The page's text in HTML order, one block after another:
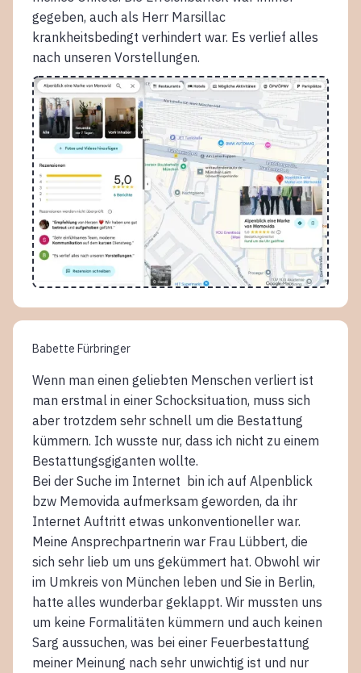
gegeben, auch als Herr Marsillac
krankheitsbedingt verhindert war. Es verlief alles
nach unseren Vorstellungen.
Babette Fürbringer
Wenn man einen geliebten Menschen verliert ist
man erstmal in einer Schocksituation, muss sich
aber trotzdem sehr schnell um die Bestattung
kümmern. Ich wusste nur, dass ich nicht zu einem
Bestattungsgiganten wollte.
Bei der Suche im Internet bin ich auf Alpenblick
bzw Memovida aufmerksam geworden, da ihr
Internet Auftritt etwas unkonventioneller war.
Meine Ansprechpartnerin war Frau Lübbert, die
sich sehr lieb um uns gekümmert hat. Obwohl wir
im Umkreis von München leben und Sie in Berlin,
hatte alles wunderbar geklappt. Wir mussten uns
um keine Formalitäten kümmern und auch keinen
Sarg aussuchen, was bei einer Feuerbestattung
meiner Meinung nach sehr unwichtig ist und nur